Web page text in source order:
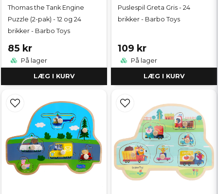
Thomas the Tank Engine
Puzzle (2-pak) - 12 og 24
brikker - Barbo Toys
85 kr
På lager
LÆG I KURV
Puslespil Greta Gris - 24
brikker - Barbo Toys
109 kr
På lager
LÆG I KURV